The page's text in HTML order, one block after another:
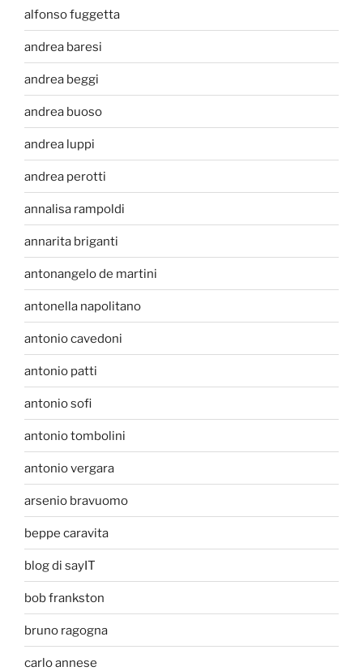
alfonso fuggetta
andrea baresi
andrea beggi
andrea buoso
andrea luppi
andrea perotti
annalisa rampoldi
annarita briganti
antonangelo de martini
antonella napolitano
antonio cavedoni
antonio patti
antonio sofi
antonio tombolini
antonio vergara
arsenio bravuomo
beppe caravita
blog di sayIT
bob frankston
bruno ragogna
carlo annese